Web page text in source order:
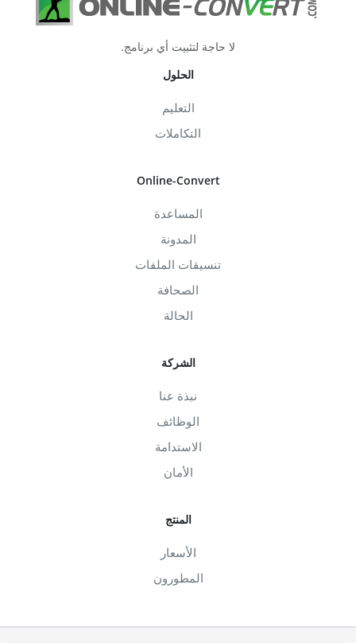
لا حاجة لتثبيت أي برنامج.
الحلول
التعليم
التكاملات
Online-Convert
المساعدة
المدونة
تنسيقات الملفات
الصحافة
الحالة
الشركة
نبذة عنا
الوظائف
الاستدامة
الأمان
المنتج
الأسعار
المطورون